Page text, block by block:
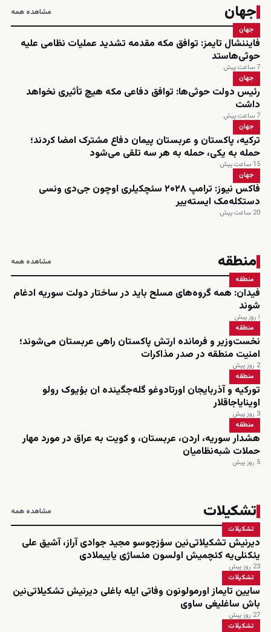
جهان مشاهده همه
جهان
فایننشال تایمز: توافق مکه مقدمه تشدید عملیات نظامی علیه
حوثی‌هاستد
7 ساعت پیش
جهان
رئیس دولت حوثی‌ها: توافق دفاعی مکه هیچ تأثیری نخواهد
داشت
7 ساعت پیش
جهان
ترکیه، پاکستان و عربستان پیمان دفاع مشترک امضا کردند؛
حمله به یکی، حمله به هر سه تلقی می‌شود
15 ساعت پیش
جهان
فاکس نیوز: ترامپ ۲۰۲۸ سئچکیلری اوچون جی‌دی ونسی
دستکله‌مک ایسته‌ییر
20 ساعت پیش
منطقه مشاهده همه
منطقه
فیدان: همه گروه‌های مسلح باید در ساختار دولت سوریه ادغام
شوند
۱ روز پیش
منطقه
نخست‌وزیر و فرمانده ارتش پاکستان راهی عربستان می‌شوند؛
امنیت منطقه در صدر مذاکرات
2 روز پیش
منطقه
تورکیه و آذربایجان اورتادوغو گله‌جگینده ان بؤیوک رولو
اوینایاجاقلار
3 روز پیش
منطقه
هشدار سوریه، اردن، عربستان، و کویت به عراق در مورد مهار
حملات شبه‌نظامیان
5 روز پیش
تشکیلات مشاهده همه
تشکیلات
دیرنیش تشکیلاتی‌نین سؤزچوسو مجید جوادی آراز، آشیق علی
یئکنلی‌یه کئچمیش اولسون مئساژی یاییملادی
23 روز پیش
تشکیلات
سایین تایماز اورمولونون وفاتی ایله باغلی دیرنیش تشکیلاتی‌نین
باش ساغلیغی ساوی
27 روز پیش
تشکیلات